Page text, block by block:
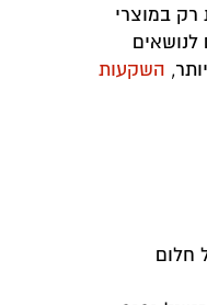
רק במוצרי
יותר, השקעות
חלום